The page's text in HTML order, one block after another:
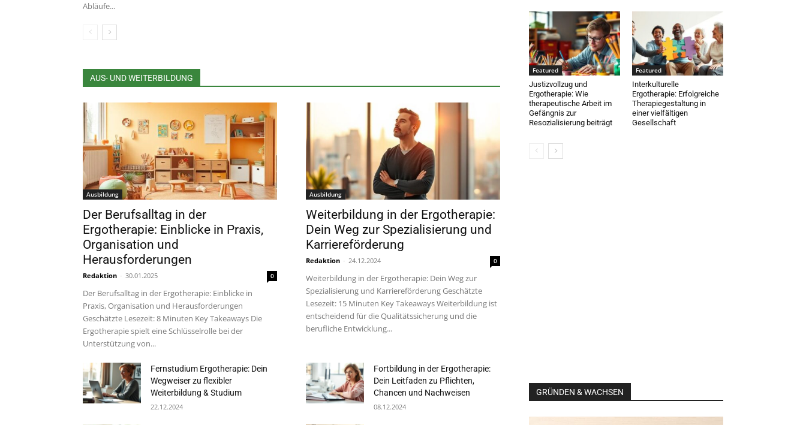
Abläufe...
AUS- UND WEITERBILDUNG
Ausbildung
Der Berufsalltag in der
Ergotherapie: Einblicke in Praxis,
Organisation und
Herausforderungen
Redaktion - 30.01.2025 0
Der Berufsalltag in der Ergotherapie: Einblicke in
Praxis, Organisation und Herausforderungen
Geschätzte Lesezeit: 8 Minuten Key Takeaways Die
Ergotherapie spielt eine Schlüsselrolle bei der
Unterstützung von...
Ausbildung
Weiterbildung in der Ergotherapie:
Dein Weg zur Spezialisierung und
Karriereförderung
Redaktion - 24.12.2024 0
Weiterbildung in der Ergotherapie: Dein Weg zur
Spezialisierung und Karriereförderung Geschätzte
Lesezeit: 15 Minuten Key Takeaways Weiterbildung ist
entscheidend für die Qualitätssicherung und die
berufliche Entwicklung...
Fernstudium Ergotherapie: Dein
Wegweiser zu flexibler
Weiterbildung & Studium
22.12.2024
Fortbildung in der Ergotherapie:
Dein Leitfaden zu Pflichten,
Chancen und Nachweisen
08.12.2024
Featured
Justizvollzug und
Ergotherapie: Wie
therapeutische Arbeit im
Gefängnis zur
Resozialisierung beiträgt
Featured
Interkulturelle
Ergotherapie: Erfolgreiche
Therapiegestaltung in
einer vielfältigen
Gesellschaft
GRÜNDEN & WACHSEN